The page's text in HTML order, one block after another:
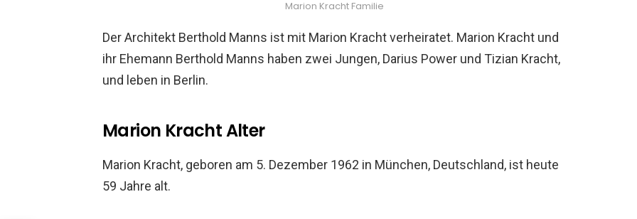
Marion Kracht Familie
Der Architekt Berthold Manns ist mit Marion Kracht verheiratet. Marion Kracht und
ihr Ehemann Berthold Manns haben zwei Jungen, Darius Power und Tizian Kracht,
und leben in Berlin.
Marion Kracht Alter
Marion Kracht, geboren am 5. Dezember 1962 in München, Deutschland, ist heute
59 Jahre alt.